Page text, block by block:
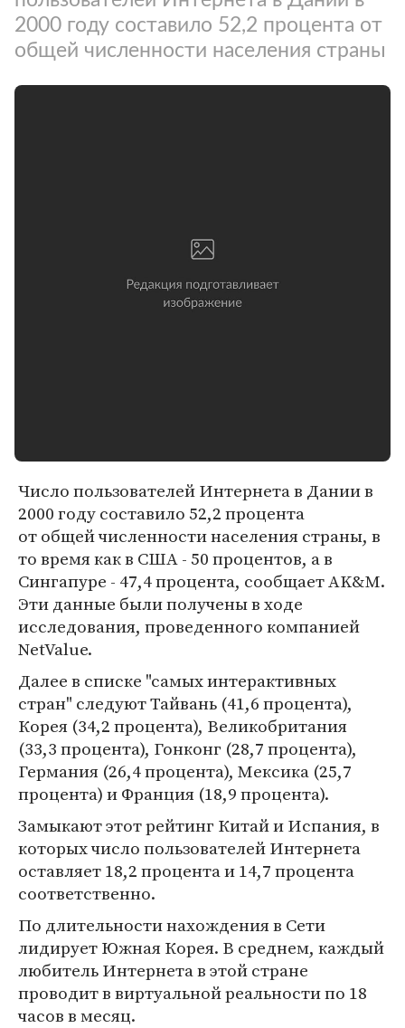
2000 году составило 52,2 процента от
общей численности населения страны
Число пользователей Интернета в Дании в
2000 году составило 52,2 процента
от общей численности населения страны, в
то время как в США - 50 процентов, а в
Сингапуре - 47,4 процента, сообщает AK&M.
Эти данные были получены в ходе
исследования, проведенного компанией
NetValue.
Далее в списке "самых интерактивных
стран" следуют Тайвань (41,6 процента),
Корея (34,2 процента), Великобритания
(33,3 процента), Гонконг (28,7 процента),
Германия (26,4 процента), Мексика (25,7
процента) и Франция (18,9 процента).
Замыкают этот рейтинг Китай и Испания, в
которых число пользователей Интернета
оставляет 18,2 процента и 14,7 процента
соответственно.
По длительности нахождения в Сети
лидирует Южная Корея. В среднем, каждый
любитель Интернета в этой стране
проводит в виртуальной реальности по 18
часов в месяц.